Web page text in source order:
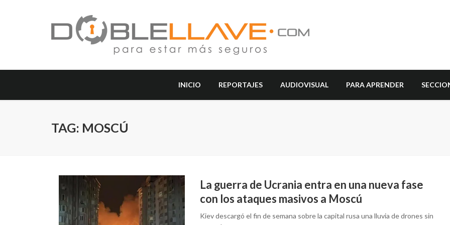
INICIO REPORTAJES AUDIOVISUAL PARA APRENDER
TAG: MOSCÚ
La guerra de Ucrania entra en una nueva fase
con los ataques masivos a Moscú
Kiev descargó el fin de semana sobre la capital rusa una lluvia de drones sin